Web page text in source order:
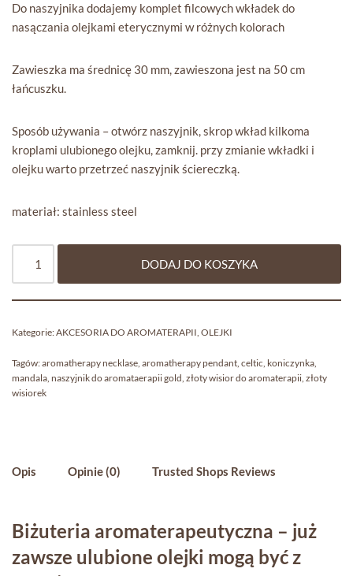
Do naszyjnika dodajemy komplet filcowych wkładek do
nasączania olejkami eterycznymi w różnych kolorach
Zawieszka ma średnicę 30 mm, zawieszona jest na 50 cm
łańcuszku.
Sposób używania – otwórz naszyjnik, skrop wkład kilkoma
kroplami ulubionego olejku, zamknij. przy zmianie wkładki i
olejku warto przetrzeć naszyjnik ściereczką.
materiał: stainless steel
DODAJ DO KOSZYKA
Kategorie:AKCESORIA DO AROMATERAPII, OLEJKI
Tagów:aromatherapy necklase, aromatherapy pendant, celtic, koniczynka,
mandala, naszyjnik do aromataerapii gold, złoty wisior do aromaterapii, złoty
wisiorek
Opis Opinie (0) Trusted Shops Reviews
Biżuteria aromaterapeutyczna – już
zawsze ulubione olejki mogą być z